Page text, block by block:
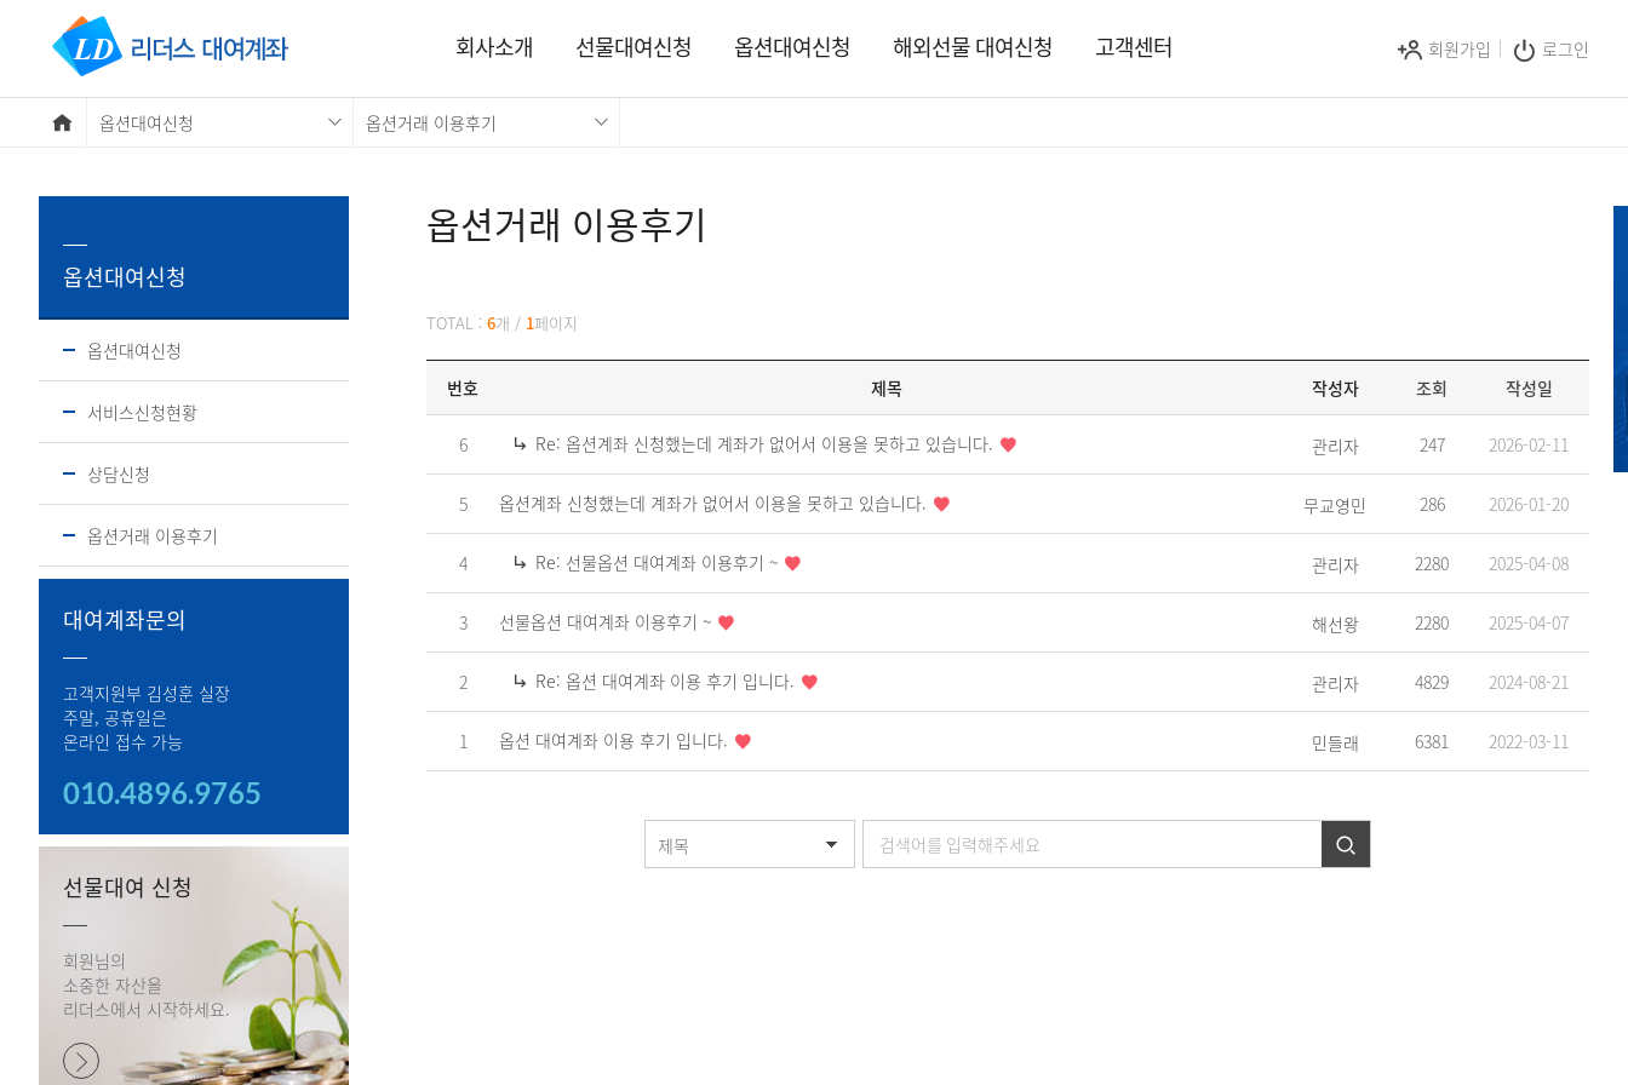
회사소개 선물대여신청 옵션대여신청 해외선물 대여신청 고객센터 회원가입 로그인
옵션대여신청 옵션거래 이용후기
옵션대여신청
옵션대여신청
서비스신청현황
상담신청
옵션거래 이용후기
대여계좌문의
고객지원부 김성훈 실장
주말, 공휴일은
온라인 접수 가능
010.4896.9765
선물대여 신청
회원님의
소중한 자산을
리더스에서 시작하세요.
옵션거래 이용후기
TOTAL : 6개 / 1페이지
번호 제목 작성자 조회 작성일
6 Re: 옵션계좌 신청했는데 계좌가 없어서 이용을 못하고 있습니다. 관리자 247 2026-02-11
5 옵션계좌 신청했는데 계좌가 없어서 이용을 못하고 있습니다. 무교영민 286 2026-01-20
4 Re: 선물옵션 대여계좌 이용후기 ~ 관리자 2280 2025-04-08
3 선물옵션 대여계좌 이용후기 ~ 해선왕 2280 2025-04-07
2 Re: 옵션 대여계좌 이용 후기 입니다. 관리자 4829 2024-08-21
1 옵션 대여계좌 이용 후기 입니다. 민들래 6381 2022-03-11
제목